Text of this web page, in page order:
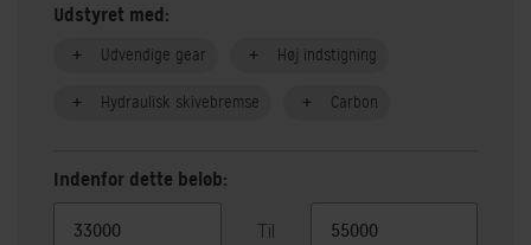
Udstyret med:
Udvendige gear Høj indstigning
Hydraulisk skivebremse Carbon
Indenfor dette beløb:
Til